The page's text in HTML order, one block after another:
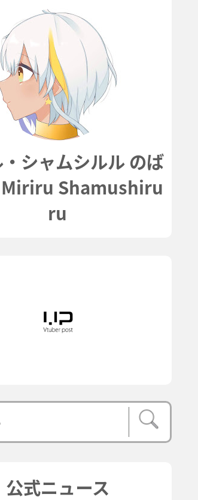
シャムシルル のば
Miriru Shamushiru
ru
公式ニュース